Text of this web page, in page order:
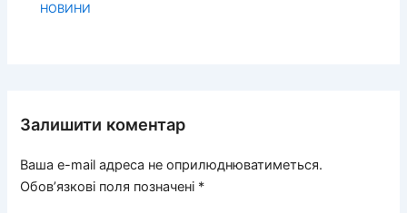
НОВИНИ
Залишити коментар
Ваша e-mail адреса не оприлюднюватиметься.
Обов’язкові поля позначені *